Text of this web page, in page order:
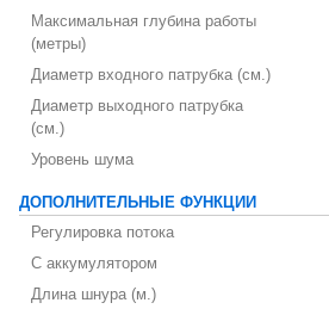
Максимальная глубина работы
(метры)
Диаметр входного патрубка (см.)
Диаметр выходного патрубка
(см.)
Уровень шума
ДОПОЛНИТЕЛЬНЫЕ ФУНКЦИИ
Регулировка потока
С аккумулятором
Длина шнура (м.)